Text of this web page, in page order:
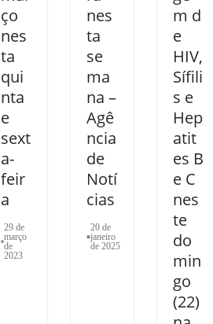
ço
nes
ta
qui
nta
e
sext
a-
feir
a
29 de
março
de
2023
nes
ta
se
ma
na –
Agê
ncia
de
Notí
cias
20 de
janeiro
de 2025
m d
e
HIV,
Sífili
s e
Hep
atit
es B
e C
nes
te
do
min
go
(22)